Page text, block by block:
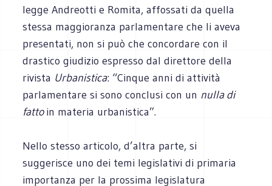
legge Andreotti e Romita, affossati da quella
stessa maggioranza parlamentare che li aveva
presentati, non si può che concordare con il
drastico giudizio espresso dal direttore della
rivista Urbanistica: “Cinque anni di attività
parlamentare si sono conclusi con un nulla di
fattoin materia urbanistica”.
Nello stesso articolo, d’altra parte, si
suggerisce uno dei temi legislativi di primaria
importanza per la prossima legislatura